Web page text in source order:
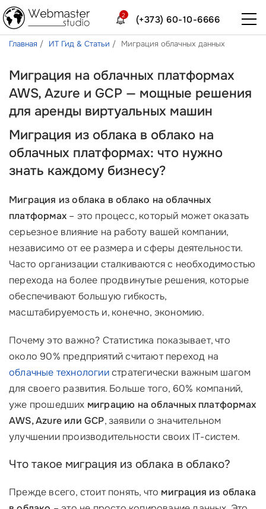
(+373) 60-10-6666
2
Главная ИТ Гид & Статьи Миграция облачных данных
Миграция на облачных платформах
AWS, Azure и GCP — мощные решения
для аренды виртуальных машин
Миграция из облака в облако на
облачных платформах: что нужно
знать каждому бизнесу?
Миграция из облака в облако на облачных
платформах – это процесс, который может оказать
серьезное влияние на работу вашей компании,
независимо от ее размера и сферы деятельности.
Часто организации сталкиваются с необходимостью
перехода на более продвинутые решения, которые
обеспечивают большую гибкость,
масштабируемость и, конечно, экономию.
Почему это важно? Статистика показывает, что
около 90% предприятий считают переход на
облачные технологиистратегически важным шагом
для своего развития. Больше того, 60% компаний,
уже прошедших миграцию на облачных платформах
AWS, Azure или GCP, заявили о значительном
улучшении производительности своих IT-систем.
Что такое миграция из облака в облако?
Прежде всего, стоит понять, что миграция из облака